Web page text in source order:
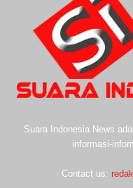
Suara Indonesia News
informasi-
Contact us: